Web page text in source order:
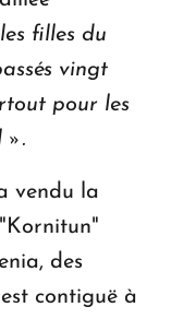
filles du
vingt
pour les
».
vendu la
des
contiguë à